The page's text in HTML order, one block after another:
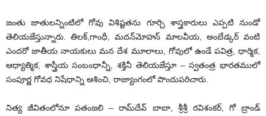
జంతు జాతులన్నింటిలో గోవు విశిష్టతను గూర్చి శాస్త్రకారులు ఎప్పటి నుండో
తెలియజేస్తున్నారు. తిలక్‌,గాంధీ, మదన్‌మోహన్‌ మాలవీయ, అంబేడ్కర్‌ వంటి
ఎందరో జాతీయ నాయకులు మన దేశ మూలాలు, గోవులో ఉండే పవిత్ర, ధార్మిక,
ఆధ్యాత్మిక, శాస్త్రీయ సంబంధాన్నీ, శక్తినీ తెలియజేస్తూ – స్వతంత్ర భారతములో
సంపూర్ణ గోవధ నిషేధాన్ని ఆశించి, రాజ్యాంగంలో పొందుపరిచారు.
నిత్య జీవితంలోనూ పతంజలి – రామ్‌దేవ్‌ బాబా, శ్రీశ్రీ రవిశంకర్‌, గో బ్రాండ్‌